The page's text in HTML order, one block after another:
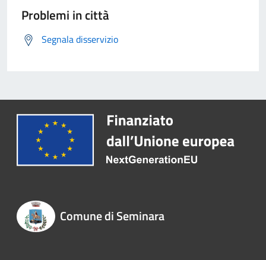
Problemi in città
Segnala disservizio
Comune di Seminara